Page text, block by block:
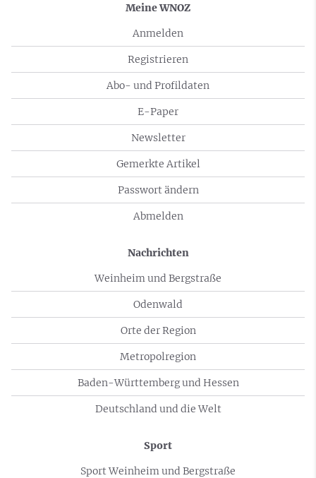
Meine WNOZ
Anmelden
Registrieren
Abo- und Profildaten
E-Paper
Newsletter
Gemerkte Artikel
Passwort ändern
Abmelden
Nachrichten
Weinheim und Bergstraße
Odenwald
Orte der Region
Metropolregion
Baden-Württemberg und Hessen
Deutschland und die Welt
Sport
Sport Weinheim und Bergstraße